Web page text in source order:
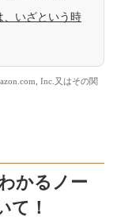
、いざという時
Inc.又はその関
かるノー
て！